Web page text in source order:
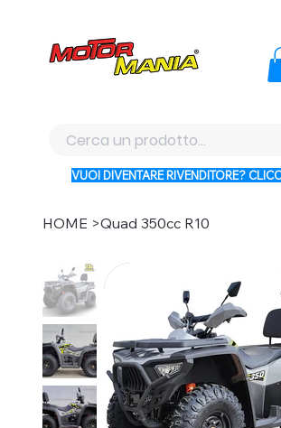
VUOI DIVENTARE RIVENDITORE?
HOME >Quad 350cc R10